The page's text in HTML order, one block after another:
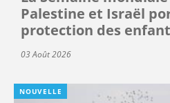
Palestine et Israël
protection des
03 Août 2026
NOUVELLE